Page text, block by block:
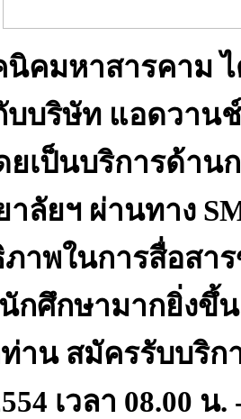
คมหาสารคาม ไ
บบริษัท แอดวาน
เป็นบริการด้าน
าลัยฯ ผ่านทาง
ภาพในการสื่อสา
กศึกษามากยิ่งขึ้
าน สมัครรับบริก
เวลา 08.00